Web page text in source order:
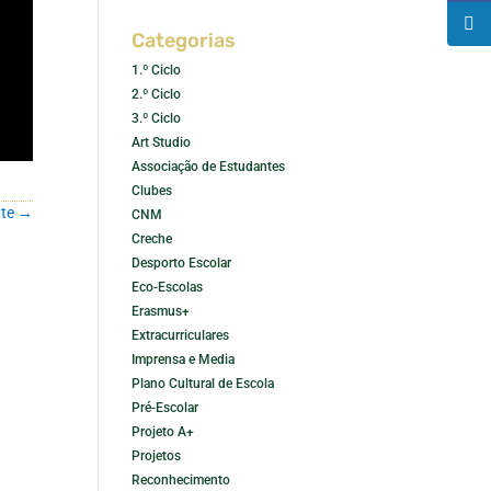
→
Categorias
1.º Ciclo
2.º Ciclo
3.º Ciclo
Art Studio
Associação de Estudantes
Clubes
CNM
Creche
Desporto Escolar
Eco-Escolas
Erasmus+
Extracurriculares
Imprensa e Media
Plano Cultural de Escola
Pré-Escolar
Projeto A+
Projetos
Reconhecimento